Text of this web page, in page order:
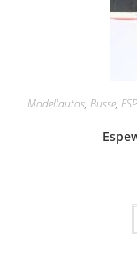
Modellautos, Busse,